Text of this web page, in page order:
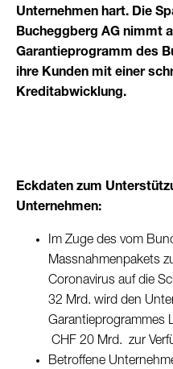
Unternehmen hart. Die
Bucheggberg AG nimmt
Garantieprogramm des
ihre Kunden mit einer
Kreditabwicklung.
Eckdaten zum
Unternehmen:
Im Zuge des vom
Massnahmenpakets
Coronavirus auf die
32 Mrd. wird den
Garantieprogrammes
CHF 20 Mrd. zur
Betroffene